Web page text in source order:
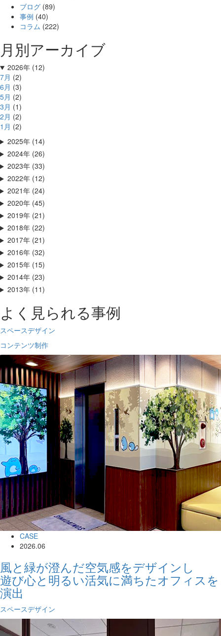
ブログ (89)
事例 (40)
コラム (222)
月別アーカイブ
2026年 (12)
7月 (2)
6月 (3)
5月 (2)
3月 (1)
2月 (2)
1月 (2)
2025年 (14)
2024年 (26)
2023年 (33)
2022年 (12)
2021年 (24)
2020年 (45)
2019年 (21)
2018年 (22)
2017年 (21)
2016年 (32)
2015年 (15)
2014年 (23)
2013年 (11)
よく見られる事例
スペースデザイン
コンテンツ制作
CASE
2026.06
風と緑が澄んだ空気感をデザインし
遊び心と明るい活気に満ちたオフィスを
演出
スペースデザイン